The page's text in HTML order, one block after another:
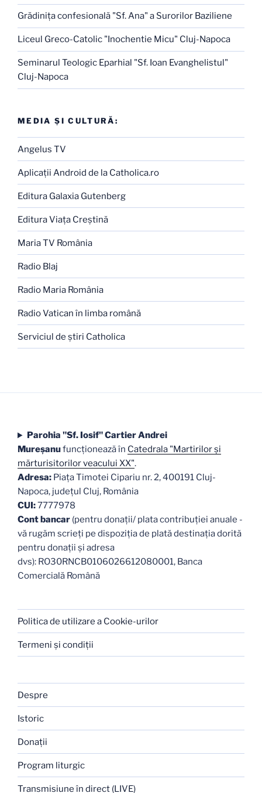
Grădiniţa confesională "Sf. Ana" a Surorilor Baziliene
Liceul Greco-Catolic "Inochentie Micu" Cluj-Napoca
Seminarul Teologic Eparhial "Sf. Ioan Evanghelistul"
Cluj-Napoca
MEDIA ŞI CULTURĂ:
Angelus TV
Aplicaţii Android de la Catholica.ro
Editura Galaxia Gutenberg
Editura Viaţa Creştină
Maria TV România
Radio Blaj
Radio Maria România
Radio Vatican în limba română
Serviciul de ştiri Catholica
Parohia "Sf. Iosif" Cartier Andrei
Mureşanufuncţionează în Catedrala "Martirilor şi
mărturisitorilor veacului XX".
Adresa: Piaţa Timotei Cipariu nr. 2, 400191 Cluj-
Napoca, judeţul Cluj, România
CUI:7777978
Cont bancar (pentru donații/ plata contribuției anuale -
vă rugăm scrieți pe dispoziția de plată destinația dorită
pentru donații și adresa
dvs): RO30RNCB0106026612080001, Banca
Comercială Română
Politica de utilizare a Cookie-urilor
Termeni şi condiţii
Despre
Istoric
Donaţii
Program liturgic
Transmisiune în direct (LIVE)